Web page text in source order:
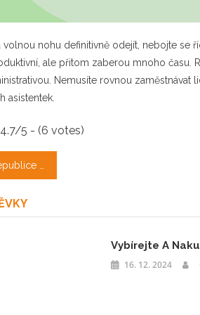
nohu definitivně odejít, nebojte se
ale přitom zaberou mnoho
Nemusíte rovnou zaměstnávat
asistentek.
4.7/5 - (6 votes)
Hloupý Honza?
Vybírejte A
16. 12. 2024